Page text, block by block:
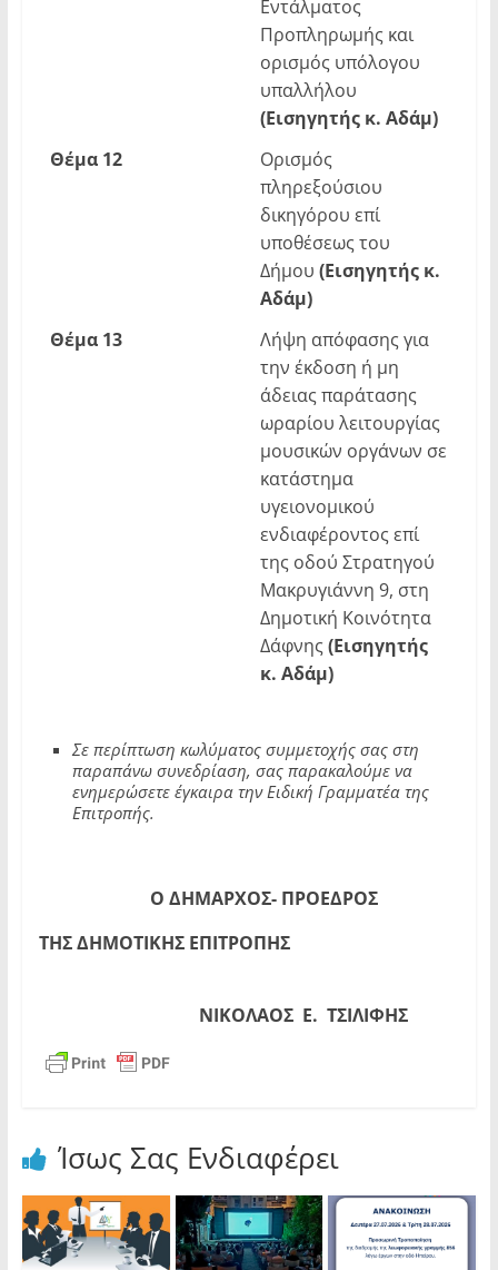
Εντάλματος
Προπληρωμής και
ορισμός υπόλογου
υπαλλήλου
(Εισηγητής κ. Αδάμ)
Θέμα 12
Ορισμός
πληρεξούσιου
δικηγόρου επί
υποθέσεως του
Δήμου (Εισηγητής κ.
Αδάμ)
Θέμα 13
Λήψη απόφασης για
την έκδοση ή μη
άδειας παράτασης
ωραρίου λειτουργίας
μουσικών οργάνων σε
κατάστημα
υγειονομικού
ενδιαφέροντος επί
της οδού Στρατηγού
Μακρυγιάννη 9, στη
Δημοτική Κοινότητα
Δάφνης (Εισηγητής
κ. Αδάμ)
Σε περίπτωση κωλύματος συμμετοχής σας στη
παραπάνω συνεδρίαση, σας παρακαλούμε να
ενημερώσετε έγκαιρα την Ειδική Γραμματέα της
Επιτροπής.
Ο ΔΗΜΑΡΧΟΣ- ΠΡΟΕΔΡΟΣ
ΤΗΣ ΔΗΜΟΤΙΚΗΣ ΕΠΙΤΡΟΠΗΣ
ΝΙΚΟΛΑΟΣ Ε. ΤΣΙΛΙΦΗΣ
Ίσως Σας Ενδιαφέρει